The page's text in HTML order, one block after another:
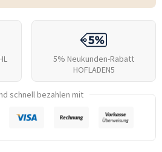
5% Neukunden-Rabatt
HOFLADEN5
schnell bezahlen mit